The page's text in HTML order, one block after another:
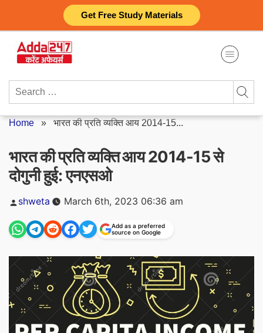
Get Free Study Materials
content
Search
Home » भारत की प्रति व्यक्ति आय 2014-15...
भारत की प्रति व्यक्ति आय 2014-15 से
दोगुनी हुई: एनएसओ
Posted
by
shweta March 6th, 2023 06:36 am
Add as a preferred
source on Google